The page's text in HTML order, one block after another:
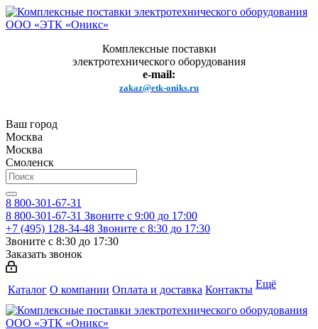
Комплексные поставки
электротехнического оборудования
e-mail:
zakaz@etk-oniks.ru
Ваш город
Москва
Москва
Смоленск
8 800-301-67-31
8 800-301-67-31 Звоните с 9:00 до 17:00
+7 (495) 128-34-48 Звоните с 8:30 до 17:30
Звоните с 8:30 до 17:30
Заказать звонок
Каталог О компании Оплата и доставка Контакты Ещё